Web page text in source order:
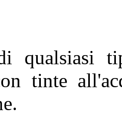
qualsiasi
tinte